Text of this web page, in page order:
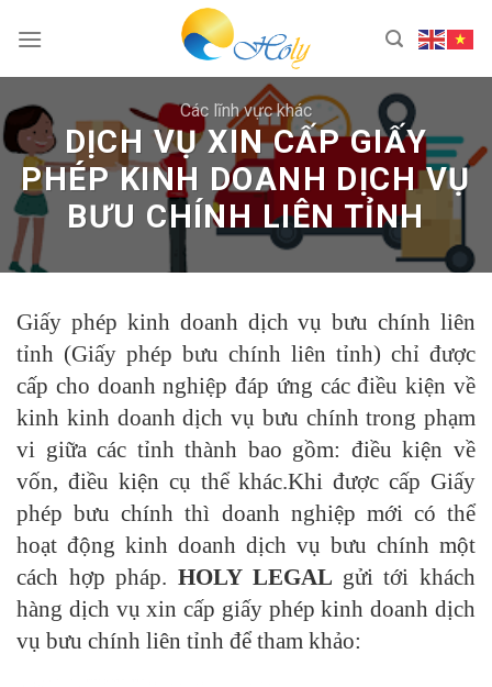
Các lĩnh vực khác
DỊCH VỤ XIN CẤP GIẤY
PHÉP KINH DOANH DỊCH VỤ
BƯU CHÍNH LIÊN TỈNH
Giấy phép kinh doanh dịch vụ bưu chính liên
tỉnh (Giấy phép bưu chính liên tỉnh) chỉ được
cấp cho doanh nghiệp đáp ứng các điều kiện về
kinh kinh doanh dịch vụ bưu chính trong phạm
vi giữa các tỉnh thành bao gồm: điều kiện về
vốn, điều kiện cụ thể khác.Khi được cấp Giấy
phép bưu chính thì doanh nghiệp mới có thể
hoạt động kinh doanh dịch vụ bưu chính một
cách hợp pháp.HOLY LEGAL gửi tới khách
hàng dịch vụ xin cấp giấy phép kinh doanh dịch
vụ bưu chính liên tỉnh để tham khảo: